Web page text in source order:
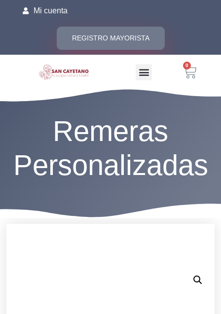
Mi cuenta
REGISTRO MAYORISTA
0
Remeras
Personalizadas